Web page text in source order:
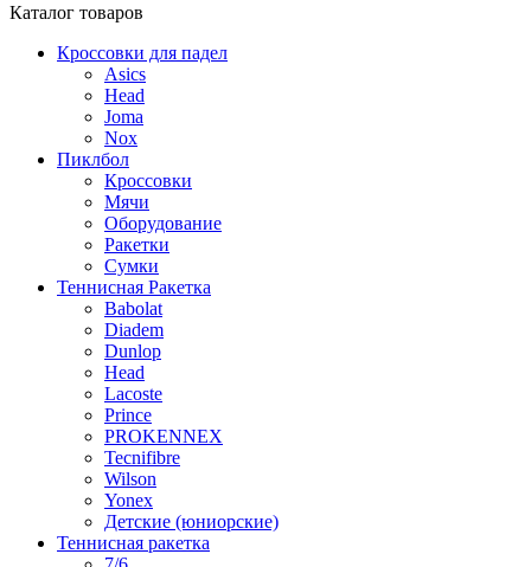
Каталог товаров
Кроссовки для падел
Asics
Head
Joma
Nox
Пиклбол
Кроссовки
Мячи
Оборудование
Ракетки
Сумки
Теннисная Ракетка
Babolat
Diadem
Dunlop
Head
Lacoste
Prince
PROKENNEX
Tecnifibre
Wilson
Yonex
Детские (юниорские)
Теннисная ракетка